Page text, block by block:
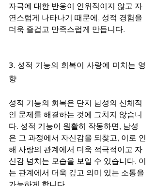
자극에 대한 반응이 인위적이지 않고 자
연스럽게 나타나기 때문에, 성적 경험을
더욱 즐겁고 만족스럽게 만듭니다.
3. 성적 기능의 회복이 사랑에 미치는 영
향
성적 기능의 회복은 단지 남성의 신체적
인 문제를 해결하는 것에 그치지 않습니
다. 성적 기능이 원활히 작동하면, 남성
은 그 과정에서 자신감을 되찾고, 이로 인
해 사랑의 관계에서 더욱 적극적이고 자
신감 넘치는 모습을 보일 수 있습니다. 이
는 관계에서 더욱 깊고 의미 있는 소통을
가능하게 합니다.